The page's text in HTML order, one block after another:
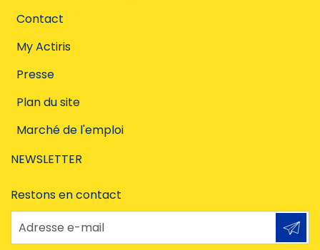
Contact
My Actiris
Presse
Plan du site
Marché de l'emploi
NEWSLETTER
Restons en contact
Adresse e-mail